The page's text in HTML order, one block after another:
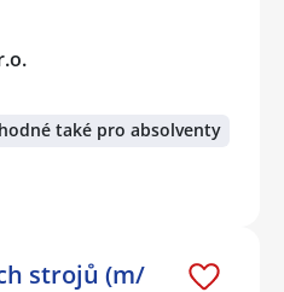
také pro absolventy
strojů (m/